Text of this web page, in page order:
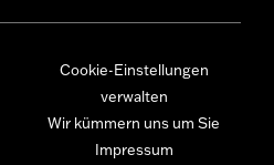
Cookie-Einstellungen
verwalten
Wir kümmern uns um Sie
Impressum